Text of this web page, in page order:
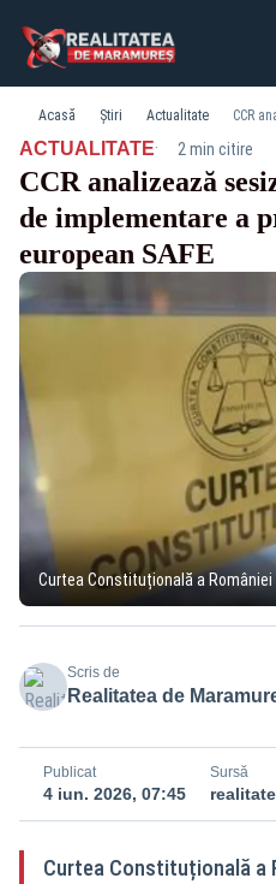
Acasă Știri Actualitate
ACTUALITATE· 2 min citire
CCR analizează
de implementare a
european SAFE
Curtea Constituțională a României
Scris de
Realitatea de
Publicat
4 iun. 2026, 07:45
Sursă
Curtea Constituțională a